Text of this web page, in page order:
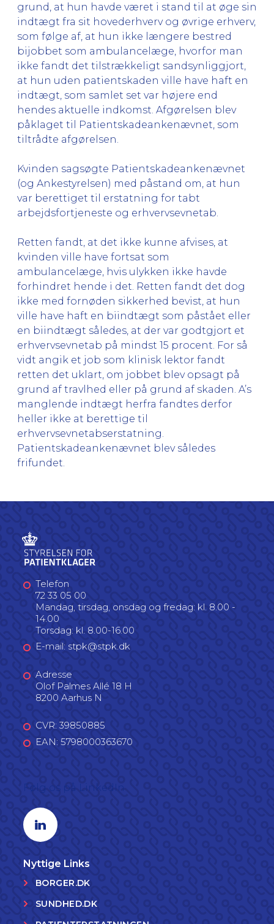
grund, at hun havde været i stand til at øge sin
indtægt fra sit hovederhverv og øvrige erhverv,
som følge af, at hun ikke længere bestred
bijobbet som ambulancelæge, hvorfor man
ikke fandt det tilstrækkeligt sandsynliggjort,
at hun uden patientskaden ville have haft en
indtægt, som samlet set var højere end
hendes aktuelle indkomst. Afgørelsen blev
påklaget til Patientskadeankenævnet, som
tiltrådte afgørelsen.
Kvinden sagsøgte Patientskadeankenævnet
(og Ankestyrelsen) med påstand om, at hun
var berettiget til erstatning for tabt
arbejdsfortjeneste og erhvervsevnetab.
Retten fandt, at det ikke kunne afvises, at
kvinden ville have fortsat som
ambulancelæge, hvis ulykken ikke havde
forhindret hende i det. Retten fandt det dog
ikke med fornøden sikkerhed bevist, at hun
ville have haft en biindtægt som påstået eller
en biindtægt således, at der var godtgjort et
erhvervsevnetab på mindst 15 procent. For så
vidt angik et job som klinisk lektor fandt
retten det uklart, om jobbet blev opsagt på
grund af travlhed eller på grund af skaden. A’s
manglende indtægt herfra fandtes derfor
heller ikke at berettige til
erhvervsevnetabserstatning.
Patientskadeankenævnet blev således
frifundet.
Telefon
72 33 05 00
Mandag, tirsdag, onsdag og fredag: kl. 8.00 -
14.00
Torsdag: kl. 8.00-16.00
E-mail: stpk@stpk.dk
Adresse
Olof Palmes Allé 18 H
8200 Aarhus N
CVR: 39850885
EAN: 5798000363670
Linkedin profil
Nyttige Links
BORGER.DK
SUNDHED.DK